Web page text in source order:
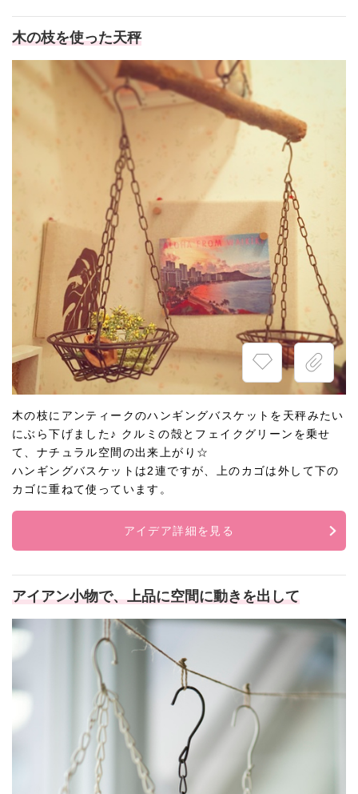
木の枝を使った天秤
木の枝にアンティークのハンギングバスケットを天秤みたい
にぶら下げました♪ クルミの殻とフェイクグリーンを乗せ
て、ナチュラル空間の出来上がり☆
ハンギングバスケットは2連ですが、上のカゴは外して下の
カゴに重ねて使っています。
アイデア詳細を見る
アイアン小物で、上品に空間に動きを出して